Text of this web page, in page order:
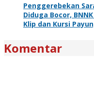
Penggerebekan
Diduga Bocor,
Klip dan Kursi
Komentar